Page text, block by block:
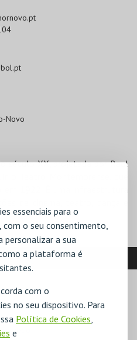
essenciais para o
o seu consentimento,
personalizar a sua
a plataforma é
com o
no seu dispositivo. Para
Política de Cookies
e
Novo
século XX, projetada por Raul
em 1922. É uma infraestrutura
de cinema, teatro, dança e